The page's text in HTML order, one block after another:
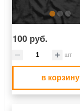
100 руб.
шт
в корзину